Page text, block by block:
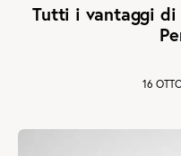
Tutti i vantaggi
16